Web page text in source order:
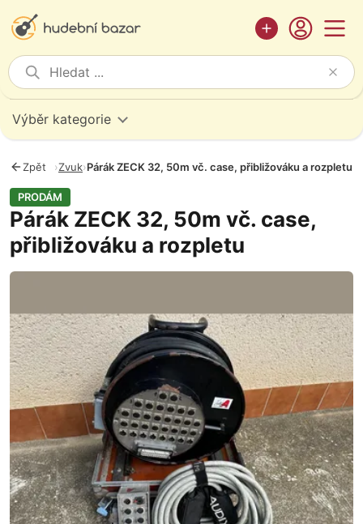
Výběr kategorie
Zpět ›Zvuk›Párák ZECK 32, 50m vč. case, přibližováku a rozpletu
PRODÁM
Párák ZECK 32, 50m vč. case,
přibližováku a rozpletu
Fotografie